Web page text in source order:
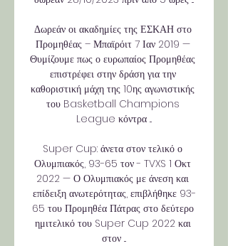
Δωρεάν οι ακαδημίες της ΕΣΚΑΗ στο
Προμηθέας – Μπαϊρόιτ 7 Ιαν 2019 —
Θυμίζουμε πως ο ευρωπαίος Προμηθέας
επιστρέφει στην δράση για την
καθοριστική μάχη της 10ης αγωνιστικής
του Basketball Champions
League κόντρα ...
Super Cup: άνετα στον τελικό ο
Ολυμπιακός, 93-65 τον - TVXS 1 Οκτ
2022 — Ο Ολυμπιακός με άνεση και
επίδειξη ανωτερότητας, επιβλήθηκε 93-
65 του Προμηθέα Πάτρας στο δεύτερο
ημιτελικό του Super Cup 2022 και
στον ...